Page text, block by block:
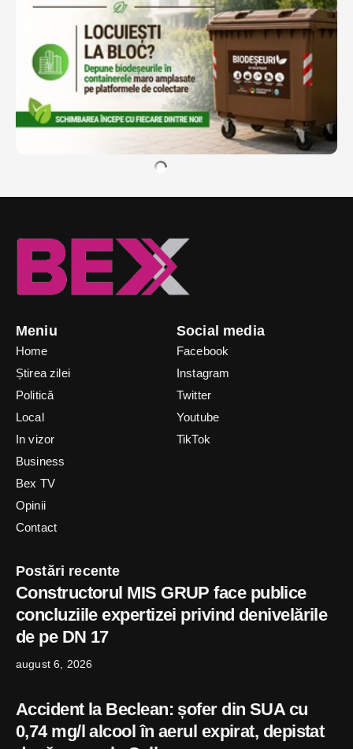
Meniu
Home
Știrea zilei
Politică
Local
In vizor
Business
Bex TV
Opinii
Contact
Social media
Facebook
Instagram
Twitter
Youtube
TikTok
Postări recente
Constructorul MIS GRUP face publice
concluziile expertizei privind denivelările
de pe DN 17
august 6, 2026
Accident la Beclean: șofer din SUA cu
0,74 mg/l alcool în aerul expirat, depistat